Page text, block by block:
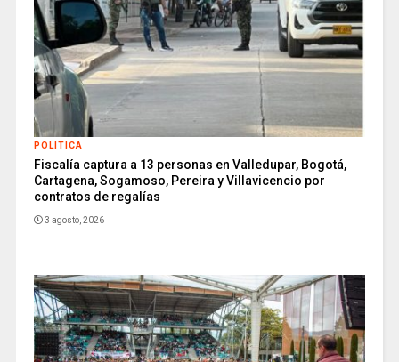
POLITICA
Fiscalía captura a 13 personas en Valledupar, Bogotá,
Cartagena, Sogamoso, Pereira y Villavicencio por
contratos de regalías
3 agosto, 2026